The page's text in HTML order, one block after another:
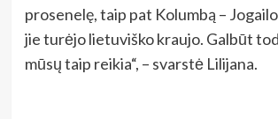
prosenelę, taip pat Kolumbą –
jie turėjo lietuviško kraujo. Galbūt
mūsų taip reikia“, – svarstė Lilijana.